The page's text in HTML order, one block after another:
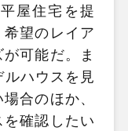
屋住宅を提
望のレイア
可能だ。ま
ハウスを見
合のほか、
確認したい